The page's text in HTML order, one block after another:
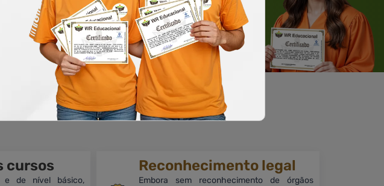
Solicite um WhatsApp
de Excelência.
cursos
e de nível básico,
Reconhecimento legal
Embora sem reconhecimento de órgãos